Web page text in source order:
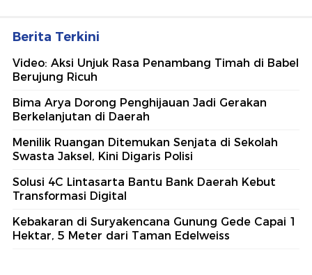
Berita Terkini
Video: Aksi Unjuk Rasa Penambang Timah di Babel
Berujung Ricuh
Bima Arya Dorong Penghijauan Jadi Gerakan
Berkelanjutan di Daerah
Menilik Ruangan Ditemukan Senjata di Sekolah
Swasta Jaksel, Kini Digaris Polisi
Solusi 4C Lintasarta Bantu Bank Daerah Kebut
Transformasi Digital
Kebakaran di Suryakencana Gunung Gede Capai 1
Hektar, 5 Meter dari Taman Edelweiss